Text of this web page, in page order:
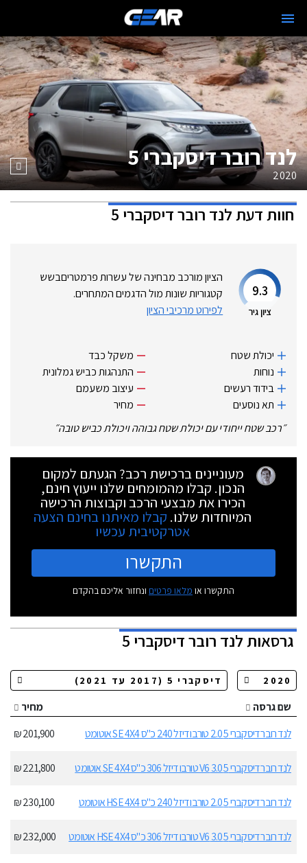
לנד רובר דיסקברי 5
2020
חוות דעתלנד רובר דיסקברי 5
9.3
ציון גיר
הציון מורכב מבחינה של עשרות פרמטריםבשש
קטגוריות שונות מול הדגמים המתחרים.
לפירוט מרכיבי הציון
יכולת שטח
נוחות
בידוד רעשים
תא נוסעים
משקל כבד
התנהגות כביש גמלונית
עיצוב משעמם
מחיר
״רכב שטח ייחודי עם יכולת שטח גבוהה ויכולת כביש טובה״
מעוניינים ברכישת רכב? הגעתם למקום
הנכון. קבלו מהמומחים שלנו ייעוץ חינם,
הכירו את מבצעי הרכב וקבוצות הרכישה
המיוחדות שלנו. קבלו מאיתנו בחינם הצעה
אטרקטיבית עכשיו
התקשרו
התקשרו או מלאו פרטים ונחזור אליכם בהקדם
גרסאותלנד רובר דיסקברי 5
שם גרסה
מחיר
לנד רובר דיסקברי 5 2.0 טורבו דיזל 240 כ"ס SE 4X4 אוטומט
201,900 ₪
לנד רובר דיסקברי 5 3.0 V6 טורבו דיזל 306 כ"ס SE 4X4 אוטומט 221,800 ₪
לנד רובר דיסקברי 5 2.0 טורבו דיזל 240 כ"ס HSE 4X4 אוטומט 230,100 ₪
לנד רובר דיסקברי 5 3.0 V6 טורבו דיזל 306 כ"ס HSE 4X4 אוטומט 232,000 ₪